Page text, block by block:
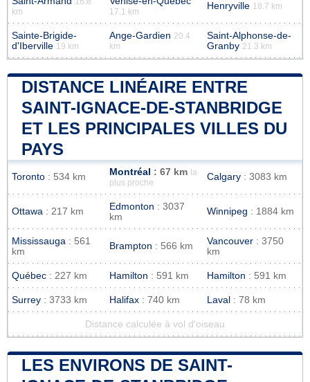
km
17.1 km
Henryville 18.7 km
Sainte-Brigide-
d'Iberville 19 km
Ange-Gardien 20.4
km
Saint-Alphonse-de-
Granby 21.3 km
DISTANCE LINÉAIRE ENTRE
SAINT-IGNACE-DE-STANBRIDGE
ET LES PRINCIPALES VILLES DU
PAYS
Toronto : 534 km Montréal : 67 km
la
plus proche
Calgary : 3083 km
Ottawa : 217 km Edmonton : 3037
km
Winnipeg : 1884 km
Mississauga : 561
km
Brampton : 566 km Vancouver : 3750
km
Québec : 227 km Hamilton : 591 km Hamilton : 591 km
Surrey : 3733 km Halifax : 740 km Laval : 78 km
Distance calculée à vol d'oiseau
LES ENVIRONS DE SAINT-